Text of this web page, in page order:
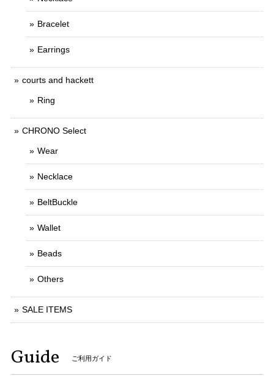
Bracelet
Earrings
courts and hackett
Ring
CHRONO Select
Wear
Necklace
BeltBuckle
Wallet
Beads
Others
SALE ITEMS
Guide ご利用ガイド